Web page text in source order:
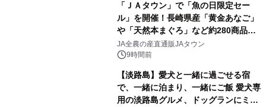
「ＪＡタウン」で「魚の日限定セー
ル」を開催！長崎県産「黄金あなご」
や「天然本まぐろ」など約280商品を
販売！～毎月１０日の定例企画～
JA全農の産直通販JAタウン
9時間前
【淡路島】愛犬と一緒に過ごせる宿
で、一緒に泊まり、一緒にご飯 愛犬専
用の淡路島グルメ、ドッグランにミニ